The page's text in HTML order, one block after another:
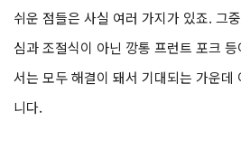
쉬운 점들은 사실 여러 가지가 있죠. 그
심과 조절식이 아닌 깡통 프런트 포크
서는 모두 해결이 돼서 기대되는 가운데
니다.